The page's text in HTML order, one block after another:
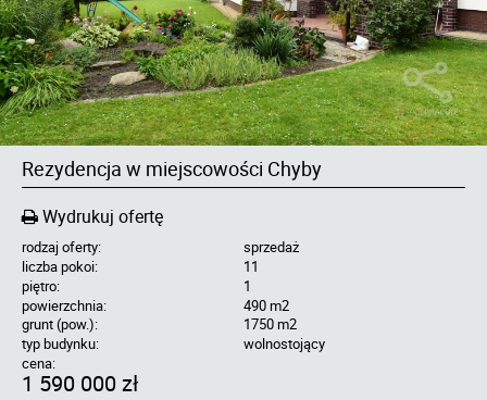
Rezydencja w miejscowości Chyby
Wydrukuj ofertę
rodzaj oferty:
sprzedaż
liczba pokoi:
11
piętro:
1
powierzchnia:
490 m2
grunt (pow.):
1750 m2
typ budynku:
wolnostojący
cena:
1 590 000 zł